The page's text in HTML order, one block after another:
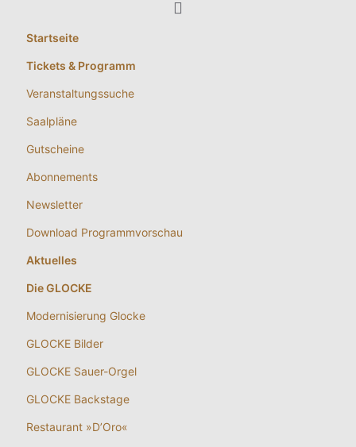
Startseite
Tickets & Programm
Veranstaltungssuche
Saalpläne
Gutscheine
Abonnements
Newsletter
Download Programmvorschau
Aktuelles
Die GLOCKE
Modernisierung Glocke
GLOCKE Bilder
GLOCKE Sauer-Orgel
GLOCKE Backstage
Restaurant »D’Oro«